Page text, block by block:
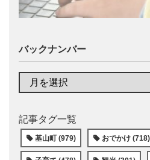
バックナンバー
記事タグ一覧
基山町 (979) おでかけ (718)